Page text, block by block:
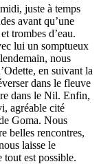
juste à temps
avant qu’une
trombes d’eau.
lui un somptueux
nous
en suivant la
dans le fleuve
dans le Nil. Enfin,
agréable cité
Goma. Nous
belles rencontres,
laisse le
tout est possible.